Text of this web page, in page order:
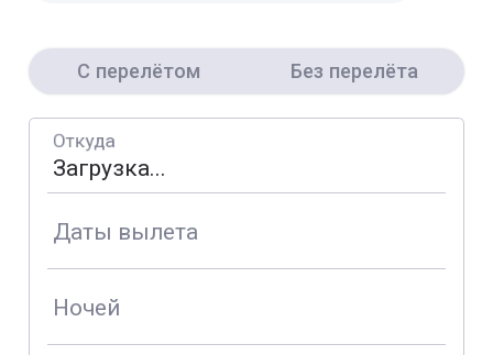
С перелётом Без перелёта
Откуда
Даты вылета
Ночей